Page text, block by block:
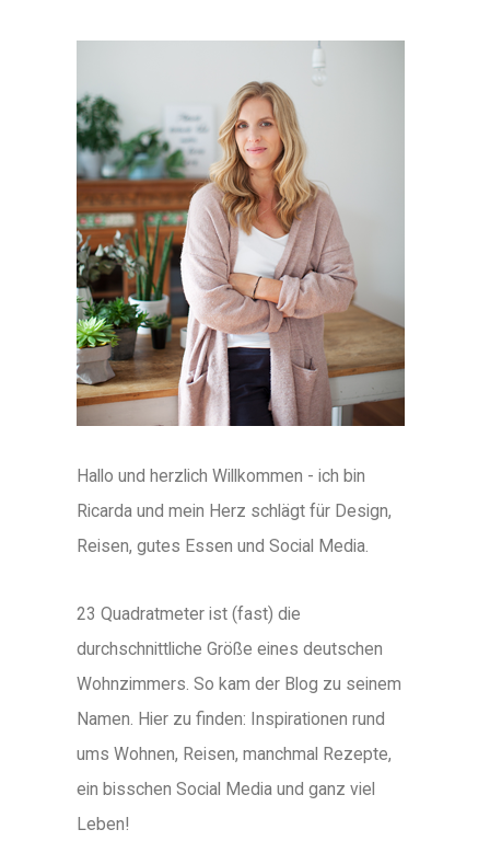
Hallo und herzlich Willkommen - ich bin
Ricarda und mein Herz schlägt für Design,
Reisen, gutes Essen und Social Media.
23 Quadratmeter ist (fast) die
durchschnittliche Größe eines deutschen
Wohnzimmers. So kam der Blog zu seinem
Namen. Hier zu finden: Inspirationen rund
ums Wohnen, Reisen, manchmal Rezepte,
ein bisschen Social Media und ganz viel
Leben!